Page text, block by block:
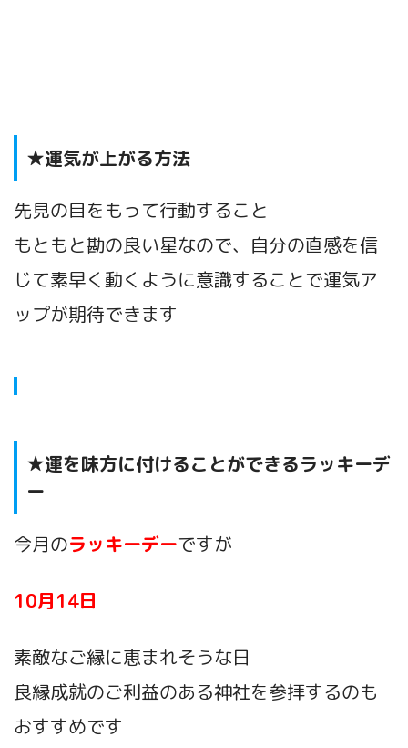
★運気が上がる方法
先見の目をもって行動すること
もともと勘の良い星なので、自分の直感を信
じて素早く動くように意識することで運気ア
ップが期待できます
★運を味方に付けることができるラッキーデ
ー
今月のラッキーデーですが
10月14日
素敵なご縁に恵まれそうな日
良縁成就のご利益のある神社を参拝するのも
おすすめです